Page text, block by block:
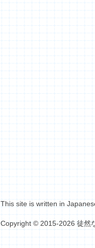
This site is written in
Copyright © 2015-2026 徒然